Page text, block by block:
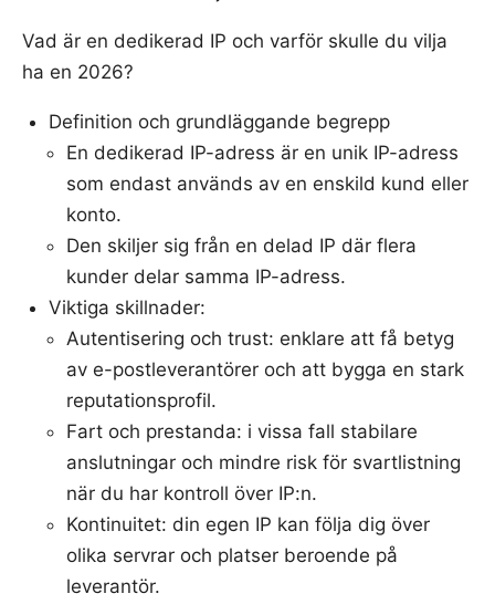
Vad är en dedikerad IP och varför skulle du vilja
ha en 2026?
Definition och grundläggande begrepp
En dedikerad IP-adress är en unik IP-adress
som endast används av en enskild kund eller
konto.
Den skiljer sig från en delad IP där flera
kunder delar samma IP-adress.
Viktiga skillnader:
Autentisering och trust: enklare att få betyg
av e-postleverantörer och att bygga en stark
reputationsprofil.
Fart och prestanda: i vissa fall stabilare
anslutningar och mindre risk för svartlistning
när du har kontroll över IP:n.
Kontinuitet: din egen IP kan följa dig över
olika servrar och platser beroende på
leverantör.